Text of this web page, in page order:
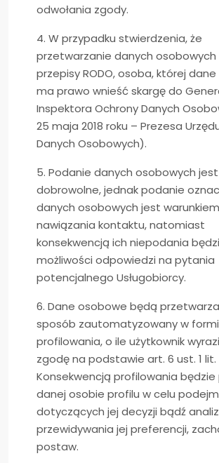
odwołania zgody.
4. W przypadku stwierdzenia, że
przetwarzanie danych osobowych
przepisy RODO, osoba, której
ma prawo wnieść skargę do
Inspektora Ochrony Danych
25 maja 2018 roku – Prezesa
Danych Osobowych).
5. Podanie danych osobowych jest
dobrowolne, jednak podanie
danych osobowych jest warunkiem
nawiązania kontaktu, natomiast
konsekwencją ich niepodania
możliwości odpowiedzi na pytania
potencjalnego Usługobiorcy.
6. Dane osobowe będą
sposób zautomatyzowany w
profilowania, o ile użytkownik
zgodę na podstawie art. 6 ust. 1 lit.
Konsekwencją profilowania będzie
danej osobie profilu w celu
dotyczących jej decyzji bądź
przewidywania jej preferencji,
postaw.